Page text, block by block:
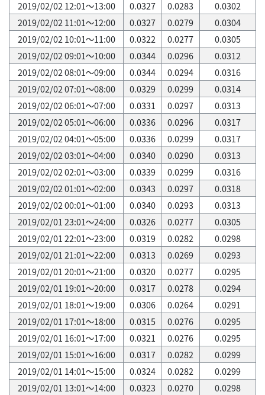
2019/02/02 12:01～13:00
0.0327 0.0283
0.0302
2019/02/02 11:01～12:00
0.0327 0.0279
0.0304
2019/02/02 10:01～11:00
0.0322 0.0277
0.0305
2019/02/02 09:01～10:00
0.0344 0.0296
0.0312
2019/02/02 08:01～09:00
0.0344 0.0294
0.0316
2019/02/02 07:01～08:00
0.0329 0.0299
0.0314
2019/02/02 06:01～07:00
0.0331 0.0297
0.0313
2019/02/02 05:01～06:00
0.0336 0.0296
0.0317
2019/02/02 04:01～05:00
0.0336 0.0299
0.0317
2019/02/02 03:01～04:00
0.0340 0.0290
0.0313
2019/02/02 02:01～03:00
0.0339 0.0299
0.0316
2019/02/02 01:01～02:00
0.0343 0.0297
0.0318
2019/02/02 00:01～01:00
0.0340 0.0293
0.0313
2019/02/01 23:01～24:00
0.0326 0.0277
0.0305
2019/02/01 22:01～23:00
0.0319 0.0282
0.0298
2019/02/01 21:01～22:00
0.0313 0.0269
0.0293
2019/02/01 20:01～21:00
0.0320 0.0277
0.0295
2019/02/01 19:01～20:00
0.0317 0.0278
0.0294
2019/02/01 18:01～19:00
0.0306 0.0264
0.0291
2019/02/01 17:01～18:00
0.0315 0.0276
0.0295
2019/02/01 16:01～17:00
0.0321 0.0276
0.0295
2019/02/01 15:01～16:00
0.0317 0.0282
0.0299
2019/02/01 14:01～15:00
0.0324 0.0282
0.0299
2019/02/01 13:01～14:00
0.0323 0.0270
0.0298